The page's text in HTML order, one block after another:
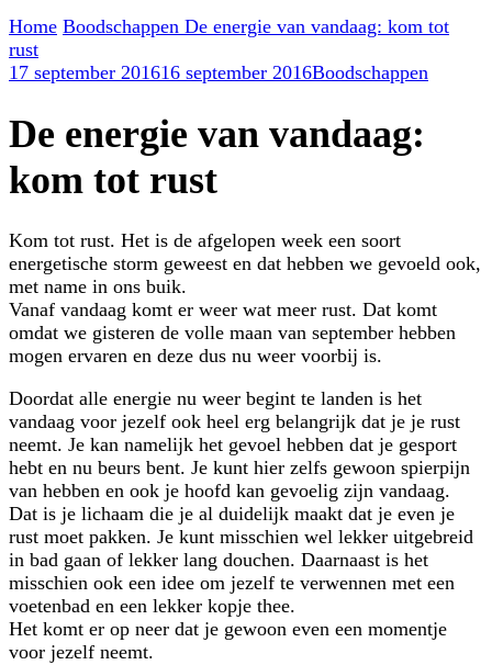
Home Boodschappen De energie van vandaag: kom tot
rust
17 september 201616 september 2016Boodschappen
De energie van vandaag:
kom tot rust
Kom tot rust. Het is de afgelopen week een soort
energetische storm geweest en dat hebben we gevoeld ook,
met name in ons buik.
Vanaf vandaag komt er weer wat meer rust. Dat komt
omdat we gisteren de volle maan van september hebben
mogen ervaren en deze dus nu weer voorbij is.
Doordat alle energie nu weer begint te landen is het
vandaag voor jezelf ook heel erg belangrijk dat je je rust
neemt. Je kan namelijk het gevoel hebben dat je gesport
hebt en nu beurs bent. Je kunt hier zelfs gewoon spierpijn
van hebben en ook je hoofd kan gevoelig zijn vandaag.
Dat is je lichaam die je al duidelijk maakt dat je even je
rust moet pakken. Je kunt misschien wel lekker uitgebreid
in bad gaan of lekker lang douchen. Daarnaast is het
misschien ook een idee om jezelf te verwennen met een
voetenbad en een lekker kopje thee.
Het komt er op neer dat je gewoon even een momentje
voor jezelf neemt.